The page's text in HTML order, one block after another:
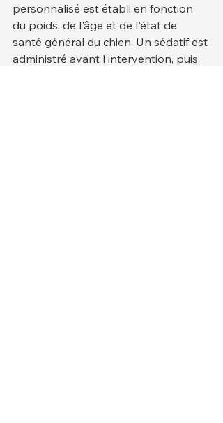
personnalisé est établi en fonction
du poids, de l'âge et de l'état de
santé général du chien. Un sédatif est
administré avant l'intervention, puis